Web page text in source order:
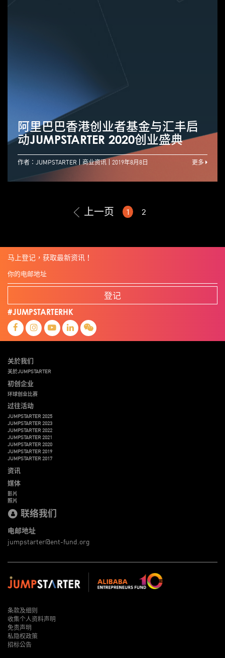
阿里巴巴香港创业者基金与汇丰启
动JUMPSTARTER 2020创业盛典
作者：JUMPSTARTER 商业资讯 2019年8月8日 更多
上一页 1 2
马上登记，获取最新资讯！
登记
#JUMPSTARTERHK
关於我们
关於JUMPSTARTER
初创企业
环球创业比赛
过往活动
JUMPSTARTER 2025
JUMPSTARTER 2023
JUMPSTARTER 2022
JUMPSTARTER 2021
JUMPSTARTER 2020
JUMPSTARTER 2019
JUMPSTARTER 2017
资讯
媒体
影片
照片
联络我们
电邮地址
jumpstarter@ent-fund.org
条款及细则
收集个人资料声明
免责声明
私隐权政策
招标公告